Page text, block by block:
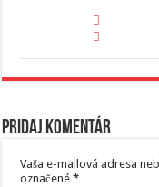
Pridaj komentár
Vaša e-mailová adresa
označené*